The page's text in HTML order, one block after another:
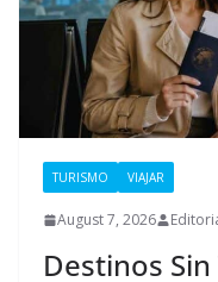
TURISMO VIAJAR
August 7, 2026
Destinos